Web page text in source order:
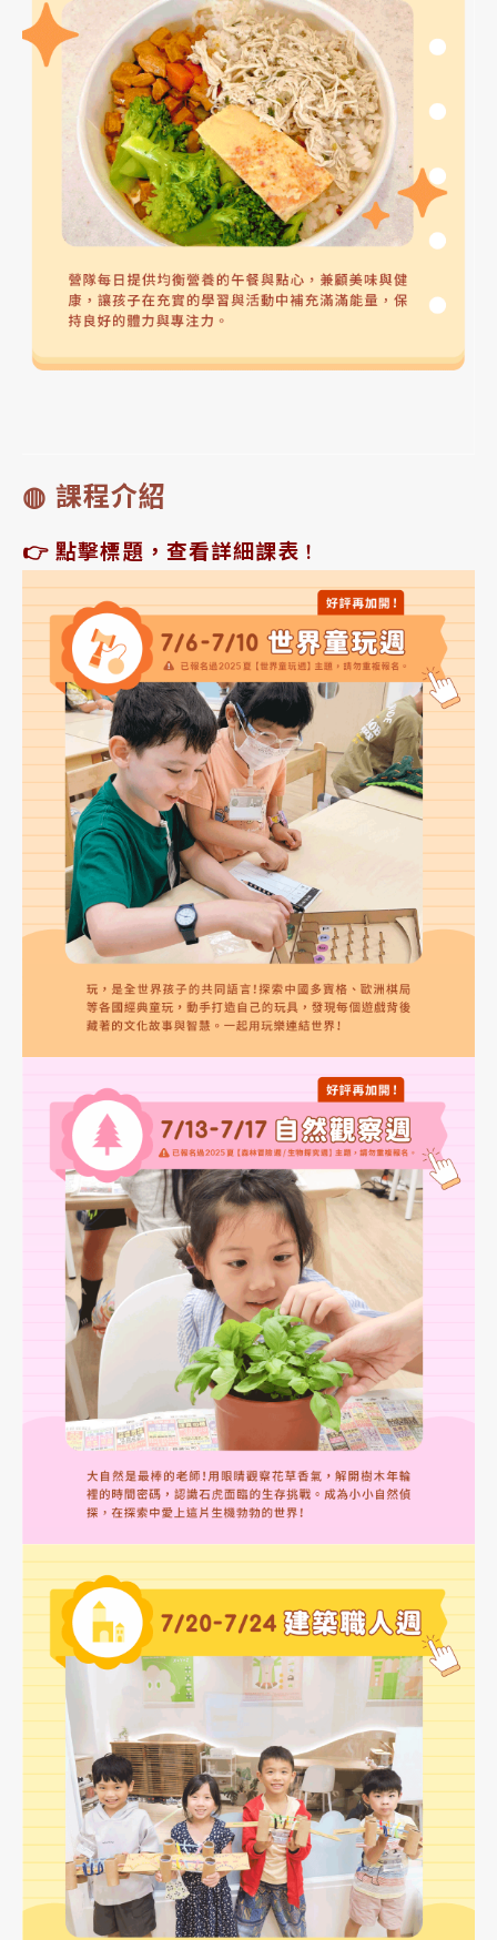
◍ 課程介紹
👉 點擊標題，查看詳細課表 !